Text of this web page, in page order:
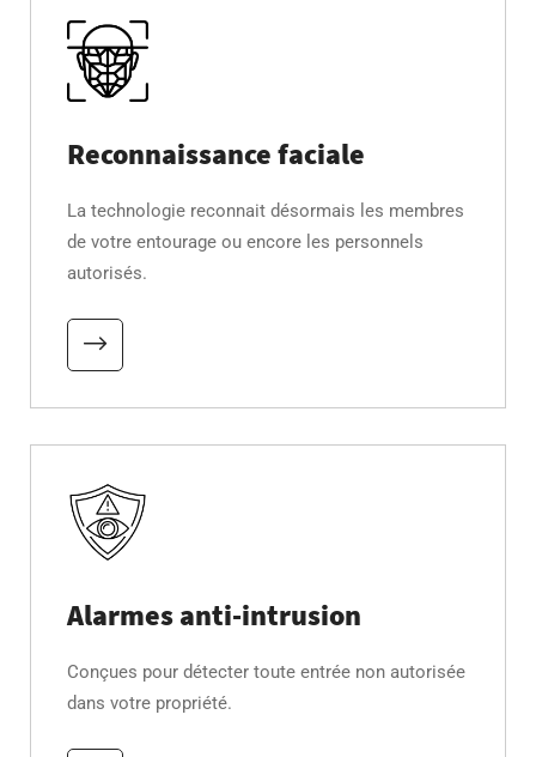
Reconnaissance faciale
La technologie reconnait désormais les membres
de votre entourage ou encore les personnels
autorisés.
Alarmes anti-intrusion
Conçues pour détecter toute entrée non autorisée
dans votre propriété.